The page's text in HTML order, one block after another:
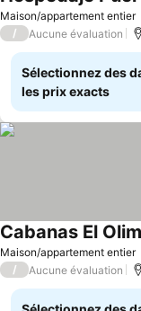
Maison/appartement entier
/ Aucune évaluation
Sélectionnez des
les prix exacts
Maison/appartement entier
Cabanas El
/ Aucune évaluation